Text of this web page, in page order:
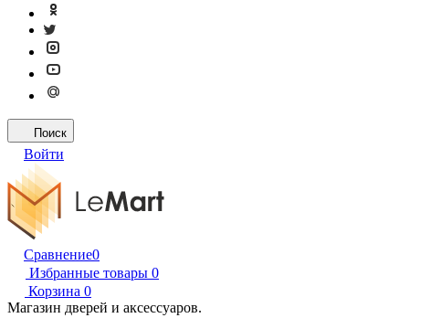
Поиск
Войти
Сравнение0
Избранные товары 0
Корзина 0
Магазин дверей и аксессуаров.